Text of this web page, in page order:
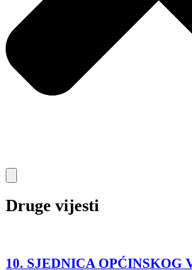
Druge vijesti
10. SJEDNICA OPĆINSKOG